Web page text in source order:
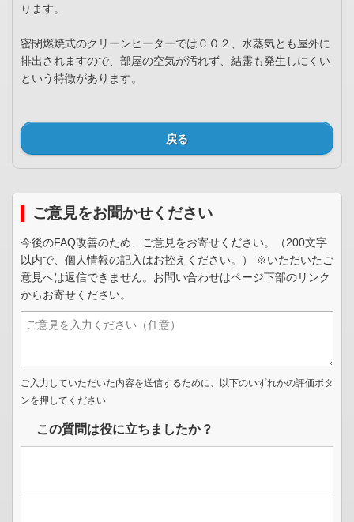
ります。
密閉燃焼式のクリーンヒーターではＣＯ２、水蒸気とも屋外に
排出されますので、部屋の空気が汚れず、結露も発生しにくい
という特徴があります。
戻る
ご意見をお聞かせください
今後のFAQ改善のため、ご意見をお寄せください。（200文字
以内で、個人情報の記入はお控えください。） ※いただいたご
意見へは返信できません。お問い合わせはページ下部のリンク
からお寄せください。
ご入力していただいた内容を送信するために、以下のいずれかの評価ボタ
ンを押してください
この質問は役に立ちましたか？